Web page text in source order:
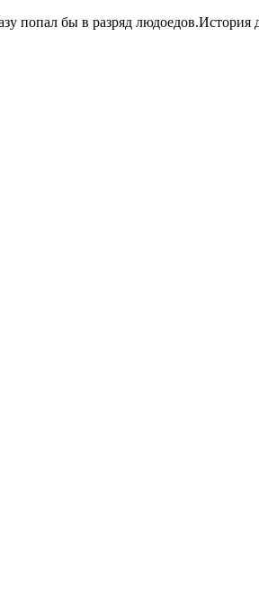
попал бы в разряд людоедов.История